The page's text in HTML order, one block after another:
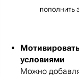
пополнить
условиями
Можно